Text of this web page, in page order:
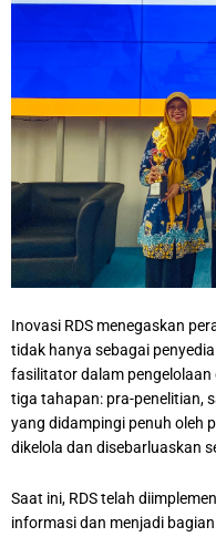
Inovasi RDS menegaskan
tidak hanya sebagai
fasilitator dalam pengelolaan
tiga tahapan: pra-penelitian,
yang didampingi penuh oleh
dikelola dan disebarluaskan
Saat ini, RDS telah
informasi dan menjadi